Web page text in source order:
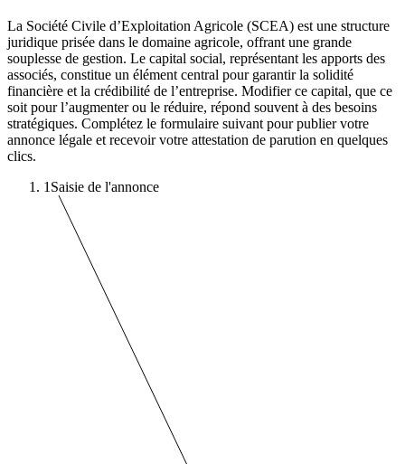
La Société Civile d’Exploitation Agricole (SCEA) est une structure
juridique prisée dans le domaine agricole, offrant une grande
souplesse de gestion. Le capital social, représentant les apports des
associés, constitue un élément central pour garantir la solidité
financière et la crédibilité de l’entreprise. Modifier ce capital, que ce
soit pour l’augmenter ou le réduire, répond souvent à des besoins
stratégiques. Complétez le formulaire suivant pour publier votre
annonce légale et recevoir votre attestation de parution en quelques
clics.
1 Saisie de l'annonce